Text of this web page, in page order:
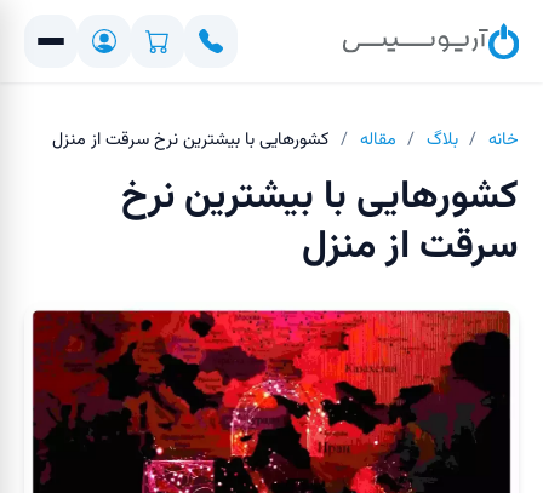
خانه / بلاگ / مقاله / کشورهایی با بیشترین نرخ سرقت از منزل
کشورهایی با بیشترین نرخ
سرقت از منزل